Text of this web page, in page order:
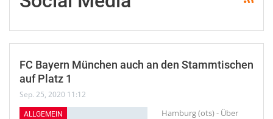
FC Bayern München auch an den Stammtischen
auf Platz 1
Sep. 25, 2020 11:12
ALLGEMEIN
Hamburg (ots) - Über